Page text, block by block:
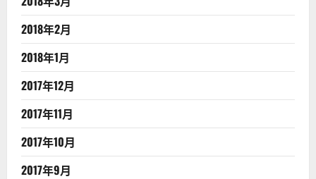
2018年2月
2018年1月
2017年12月
2017年11月
2017年10月
2017年9月